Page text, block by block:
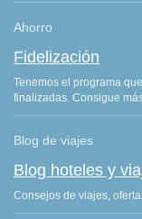
Ahorro
Fidelización
Tenemos el programa
finalizadas. Consigue
Blog de viajes
Blog hoteles y
Consejos de viajes,